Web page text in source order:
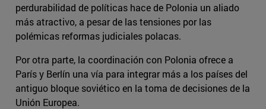
perdurabilidad de políticas hace de Polonia un aliado
más atractivo, a pesar de las tensiones por las
polémicas reformas judiciales polacas.
Por otra parte, la coordinación con Polonia ofrece a
París y Berlín una vía para integrar más a los países del
antiguo bloque soviético en la toma de decisiones de la
Unión Europea.